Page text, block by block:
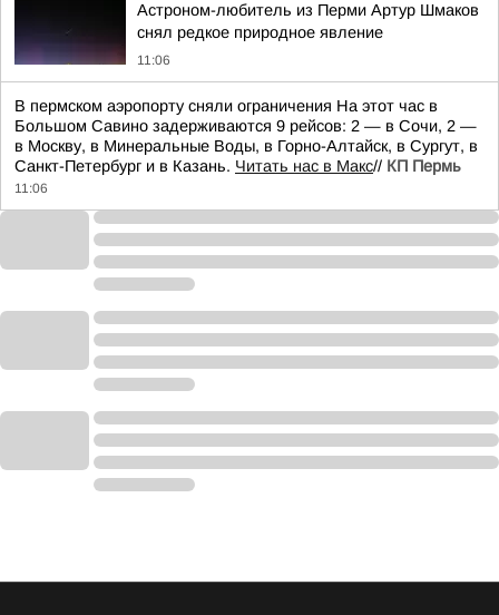
Астроном-любитель из Перми Артур Шмаков
снял редкое природное явление
11:06
В пермском аэропорту сняли ограничения На этот час в
Большом Савино задерживаются 9 рейсов: 2 — в Сочи, 2 —
в Москву, в Минеральные Воды, в Горно-Алтайск, в Сургут, в
Санкт-Петербург и в Казань. Читать нас в Макс// КП Пермь
11:06